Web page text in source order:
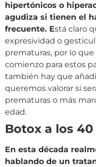
hipertónicos o
agudiza si tienen el
frecuente. Está claro
expresividad o
prematuras, por lo
comienzo para estos
también hay que
queremos valorar si
prematuras o más
edad.
Botox a los 40
En esta década
hablando de un